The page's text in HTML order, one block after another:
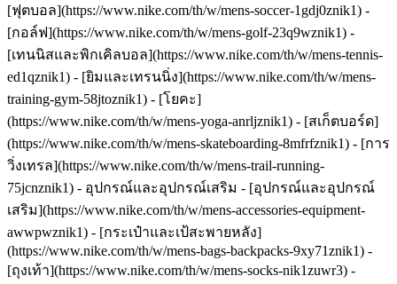
[ฟุตบอล](https://www.nike.com/th/w/mens-soccer-1gdj0znik1) -
[กอล์ฟ](https://www.nike.com/th/w/mens-golf-23q9wznik1) -
[เทนนิสและพิกเคิลบอล](https://www.nike.com/th/w/mens-tennis-
ed1qznik1) - [ยิมและเทรนนิ่ง](https://www.nike.com/th/w/mens-
training-gym-58jtoznik1) - [โยคะ]
(https://www.nike.com/th/w/mens-yoga-anrljznik1) - [สเก็ตบอร์ด]
(https://www.nike.com/th/w/mens-skateboarding-8mfrfznik1) - [การ
วิ่งเทรล](https://www.nike.com/th/w/mens-trail-running-
75jcnznik1) - อุปกรณ์และอุปกรณ์เสริม - [อุปกรณ์และอุปกรณ์
เสริม](https://www.nike.com/th/w/mens-accessories-equipment-
awwpwznik1) - [กระเป๋าและเป้สะพายหลัง]
(https://www.nike.com/th/w/mens-bags-backpacks-9xy71znik1) -
[ถุงเท้า](https://www.nike.com/th/w/mens-socks-nik1zuwr3) -